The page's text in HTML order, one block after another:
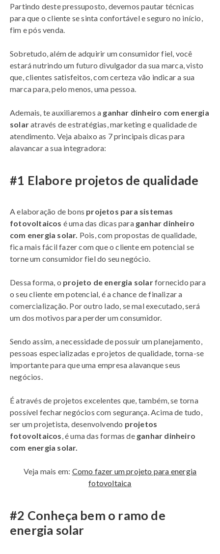
Partindo deste pressuposto, devemos pautar técnicas
para que o cliente se sinta confortável e seguro no início,
fim e pós venda.
Sobretudo, além de adquirir um consumidor fiel, você
estará nutrindo um futuro divulgador da sua marca, visto
que, clientes satisfeitos, com certeza vão indicar a sua
marca para, pelo menos, uma pessoa.
Ademais, te auxiliaremos a ganhar dinheiro com energia
solaratravés de estratégias, marketing e qualidade de
atendimento. Veja abaixo as 7 principais dicas para
alavancar a sua integradora:​
#1 Elabore projetos de qualidade ​
A elaboração de bons projetos para sistemas
fotovoltaicos é uma das dicas paraganhar dinheiro
com energia solar. Pois, com propostas de qualidade,
fica mais fácil fazer com que o cliente em potencial se
torne um consumidor fiel do seu negócio.
Dessa forma, o projeto de energia solarfornecido para
o seu cliente em potencial, é a chance de finalizar a
comercialização. Por outro lado, se mal executado, será
um dos motivos para perder um consumidor.
Sendo assim, a necessidade de possuir um planejamento,
pessoas especializadas e projetos de qualidade, torna-se
importante para que uma empresa alavanque seus
negócios.
É através de projetos excelentes que, também, se torna
possível fechar negócios com segurança. Acima de tudo,
ser um projetista, desenvolvendo projetos
fotovoltaicos, é uma das formas deganhar dinheiro
com energia solar.
Veja mais em: Como fazer um projeto para energia
fotovoltaica
#2 Conheça bem o ramo de
energia solar